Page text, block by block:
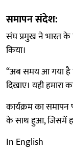
समापन संदेश:
संघ प्रमुख ने भारत के
किया।
“अब समय आ गया है
दिखाए। यही हमारा
कार्यक्रम का समापन
के साथ हुआ, जिसमें
In English